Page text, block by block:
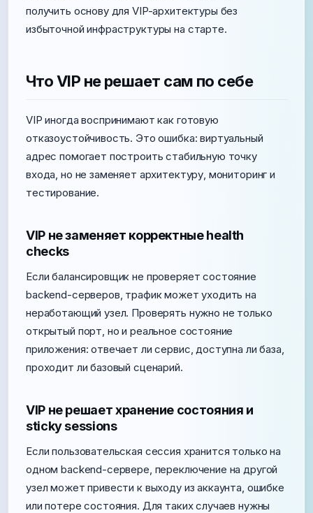
получить основу для VIP-архитектуры без
избыточной инфраструктуры на старте.
Что VIP не решает сам по себе
VIP иногда воспринимают как готовую
отказоустойчивость. Это ошибка: виртуальный
адрес помогает построить стабильную точку
входа, но не заменяет архитектуру, мониторинг и
тестирование.
VIP не заменяет корректные health
checks
Если балансировщик не проверяет состояние
backend-серверов, трафик может уходить на
неработающий узел. Проверять нужно не только
открытый порт, но и реальное состояние
приложения: отвечает ли сервис, доступна ли база,
проходит ли базовый сценарий.
VIP не решает хранение состояния и
sticky sessions
Если пользовательская сессия хранится только на
одном backend-сервере, переключение на другой
узел может привести к выходу из аккаунта, ошибке
или потере состояния. Для таких случаев нужны